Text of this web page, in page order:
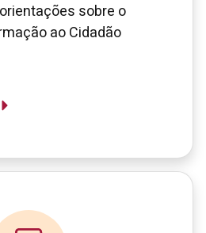
sobre o
ao Cidadão